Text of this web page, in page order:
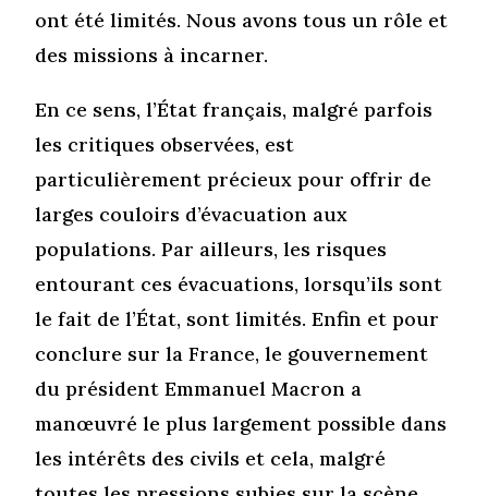
ont été limités. Nous avons tous un rôle et
des missions à incarner.
En ce sens, l’État français, malgré parfois
les critiques observées, est
particulièrement précieux pour offrir de
larges couloirs d’évacuation aux
populations. Par ailleurs, les risques
entourant ces évacuations, lorsqu’ils sont
le fait de l’État, sont limités. Enfin et pour
conclure sur la France, le gouvernement
du président Emmanuel Macron a
manœuvré le plus largement possible dans
les intérêts des civils et cela, malgré